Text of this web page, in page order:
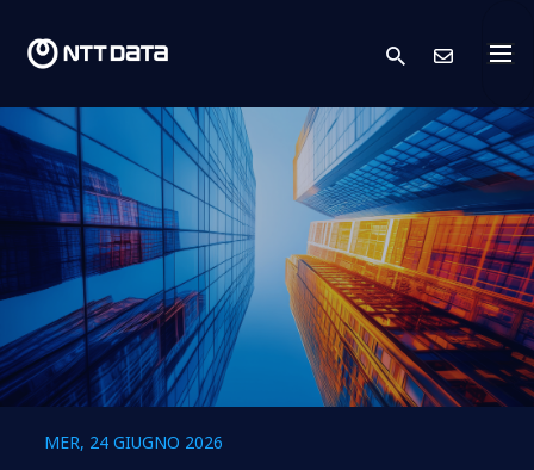
search
MER, 24 GIUGNO 2026